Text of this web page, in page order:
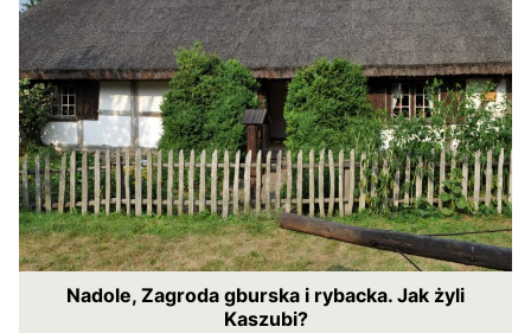
Nadole, Zagroda gburska i rybacka. Jak żyli
Kaszubi?